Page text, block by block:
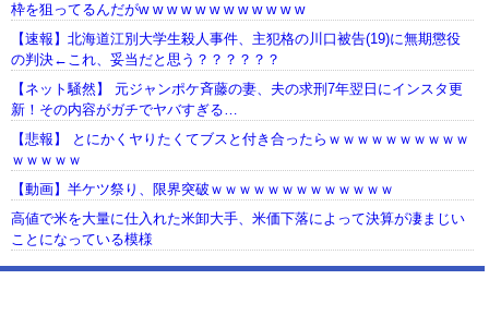
枠を狙ってるんだがw w w w w w w w w w w w
【速報】北海道江別大学生殺人事件、主犯格の川口被告(19)に無期懲役
の判決←これ、妥当だと思う？？？？？？
【ネット騒然】 元ジャンポケ斉藤の妻、夫の求刑7年翌日にインスタ更
新！その内容がガチでヤバすぎる…
【悲報】 とにかくヤりたくてブスと付き合ったらｗｗｗｗｗｗｗｗｗｗ
ｗｗｗｗｗ
【動画】半ケツ祭り、限界突破ｗｗｗｗｗｗｗｗｗｗｗｗｗ
高値で米を大量に仕入れた米卸大手、米価下落によって決算が凄まじい
ことになっている模様
【動画】USJの禁止エリアに子どもたちが続々乱入 → スタッフが注意し